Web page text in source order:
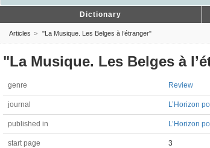
Dictionary
Articles "La Musique. Les Belges à l’étranger"
"La Musique. Les Belges à
genre Review
journal L’Horizon
published in L’Horizon
start page 3